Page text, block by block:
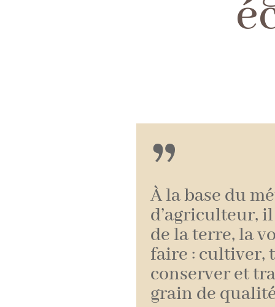
”
À la base du
d’agriculteur,
de la terre, la
faire : cultiver,
conserver et
grain de